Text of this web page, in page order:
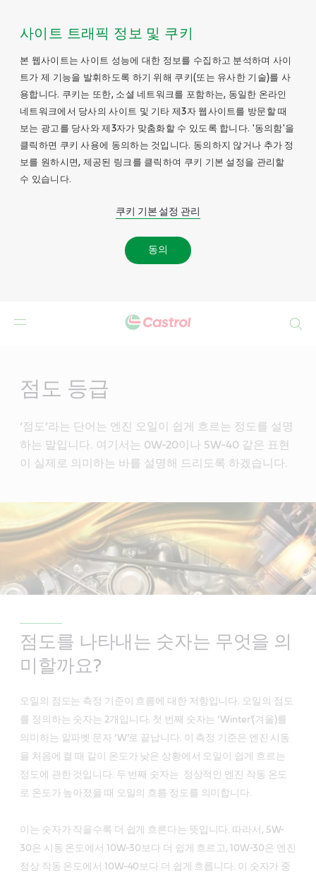
사이트 트래픽 정보 및 쿠키
본 웹사이트는 사이트 성능에 대한 정보를 수집하고 분석하며 사이
트가 제 기능을 발휘하도록 하기 위해 쿠키(또는 유사한 기술)를 사
용합니다. 쿠키는 또한, 소셜 네트워크를 포함하는, 동일한 온라인
네트워크에서 당사의 사이트 및 기타 제3자 웹사이트를 방문할 때
보는 광고를 당사와 제3자가 맞춤화할 수 있도록 합니다. '동의함'을
클릭하면 쿠키 사용에 동의하는 것입니다. 동의하지 않거나 추가 정
보를 원하시면, 제공된 링크를 클릭하여 쿠키 기본 설정을 관리할
수 있습니다.
쿠키 기본 설정 관리
동의
점도 등급
‘점도’라는 단어는 엔진 오일이 쉽게 흐르는 정도를 설명
하는 말입니다. 여기서는 0W-20이나 5W-40 같은 표현
이 실제로 의미하는 바를 설명해 드리도록 하겠습니다.
점도를 나타내는 숫자는 무엇을 의
미할까요?
오일의 점도는 측정 기준이 흐름에 대한 저항입니다. 오일의 점도
를 정의하는 숫자는 2개입니다. 첫 번째 숫자는 ‘Winter’(겨울)를
의미하는 알파벳 문자 ‘W’로 끝납니다. 이 측정 기준은 엔진 시동
을 처음에 켤 때 같이 온도가 낮은 상황에서 오일이 쉽게 흐르는
정도에 관한 것입니다. 두 번째 숫자는 정상적인 엔진 작동 온도
로 온도가 높아졌을 때 오일의 흐름 정도를 의미합니다.
이는 숫자가 작을수록 더 쉽게 흐른다는 뜻입니다. 따라서, 5W-
30은 시동 온도에서 10W-30보다 더 쉽게 흐르고, 10W-30은 엔진
정상 작동 온도에서 10W-40보다 더 쉽게 흐릅니다. 이 숫자가 중